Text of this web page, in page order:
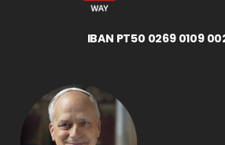
IBAN PT50 0269 0109